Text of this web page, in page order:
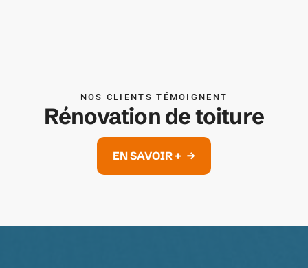
NOS CLIENTS TÉMOIGNENT
Rénovation de toiture
EN SAVOIR +